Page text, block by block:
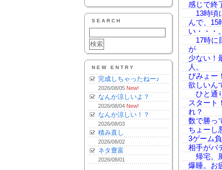
SEARCH
NEW ENTRY
完成しちゃったねー♪
2026/08/05 New!
なんか涼しいよ？
2026/08/04 New!
なんか涼しい！？
2026/08/03
積み直し
2026/08/02
ネタ豊富
2026/08/01
感じで終
13時頃
んで、
い・・・
17時に
が
少ない！
人。
びみょー
欲しいん
ひと通
スタート
れ？
数で勝っ
ちょーし
3ゲーム
相手がバ
帰宅。
爆睡。お